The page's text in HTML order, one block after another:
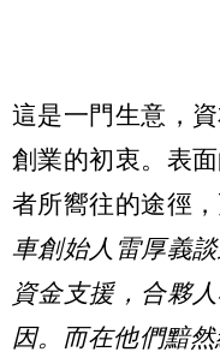
這是一門生意，
創業的初衷。表
者所嚮往的途徑
車創始人雷厚義
資金支援，合夥
因。而在他們黯